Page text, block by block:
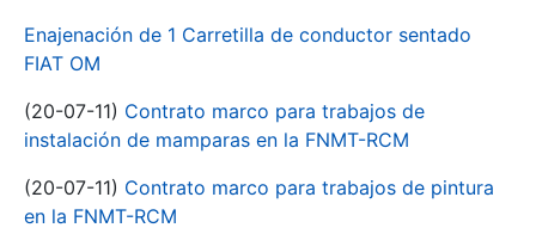
Enajenación de 1 Carretilla de conductor sentado
FIAT OM
(20-07-11) Contrato marco para trabajos de
instalación de mamparas en la FNMT-RCM
(20-07-11) Contrato marco para trabajos de pintura
en la FNMT-RCM